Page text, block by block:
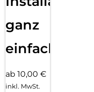
ganz
einfach
ab 10,00 €
inkl. MwSt.